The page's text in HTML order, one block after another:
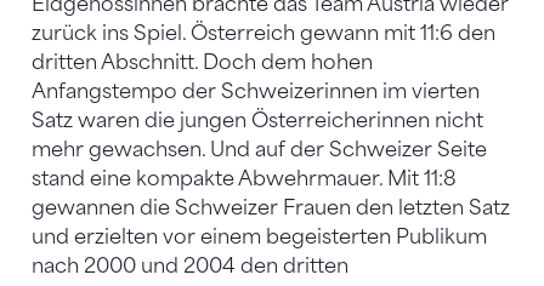
zurück ins Spiel. Österreich gewann mit 11:6 den
dritten Abschnitt. Doch dem hohen
Anfangstempo der Schweizerinnen im vierten
Satz waren die jungen Österreicherinnen nicht
mehr gewachsen. Und auf der Schweizer Seite
stand eine kompakte Abwehrmauer. Mit 11:8
gewannen die Schweizer Frauen den letzten Satz
und erzielten vor einem begeisterten Publikum
nach 2000 und 2004 den dritten